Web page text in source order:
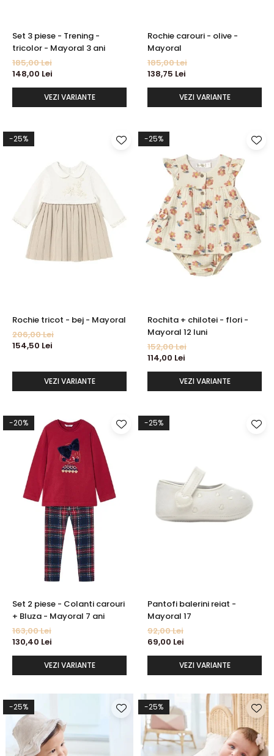
Set 3 piese - Trening -
tricolor - Mayoral 3 ani
185,00 Lei
148,00 Lei
VEZI VARIANTE
Rochie carouri - olive -
Mayoral
185,00 Lei
138,75 Lei
VEZI VARIANTE
-25%
Rochie tricot - bej - Mayoral
206,00 Lei
154,50 Lei
VEZI VARIANTE
-25%
Rochita + chilotei - flori -
Mayoral 12 luni
152,00 Lei
114,00 Lei
VEZI VARIANTE
-20%
Set 2 piese - Colanti carouri
+ Bluza - Mayoral 7 ani
163,00 Lei
130,40 Lei
VEZI VARIANTE
-25%
Pantofi balerini reiat -
Mayoral 17
92,00 Lei
69,00 Lei
VEZI VARIANTE
-25% -25%